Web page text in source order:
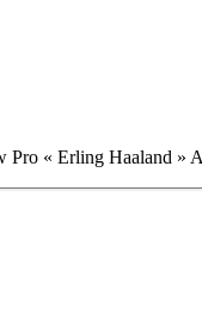
Pro « Erling Haaland »